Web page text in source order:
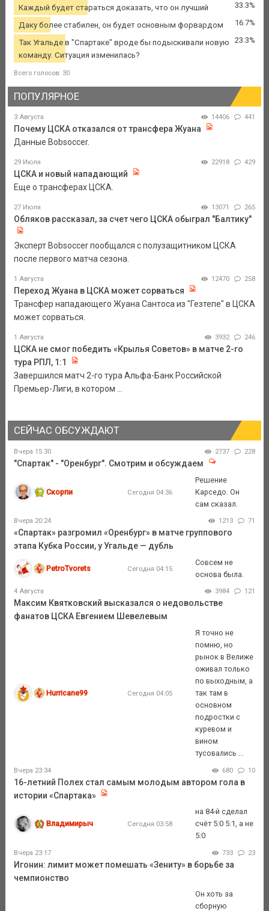
Каждый будет стараться доказать, что он лучший 33.3%
Даку более стабилен, он будет основным форвардом 16.7%
Так Угальде в "Спартаке" вроде бы подыскивали новую
команду. Ситуация изменилась?
23.3%
Всего голосов: 30
ПОПУЛЯРНОЕ
3 Августа 14406 441
Почему ЦСКА отказался от трансфера Жуана
Данные Bobsoccer.
29 Июля 22918 429
ЦСКА и новый нападающий
Еще о трансферах ЦСКА.
27 Июля 13071 265
Обляков рассказал, за счет чего ЦСКА обыграл "Балтику"
Эксперт Bobsoccer пообщался с полузащитником ЦСКА
после первого матча сезона.
1 Августа 12470 258
Переход Жуана в ЦСКА может сорваться
Трансфер нападающего Жуана Сантоса из "Гезтепе" в ЦСКА
может сорваться.
1 Августа 3932 246
ЦСКА не смог победить «Крылья Советов» в матче 2-го
тура РПЛ, 1:1
Завершился матч 2-го тура Альфа-Банк Российской
Премьер-Лиги, в котором ...
СЕЙЧАС ОБСУЖДАЮТ
Вчера 15:30 2737 228
"Спартак" - "Оренбург". Смотрим и обсуждаем
Скорпи Сегодня 04:36
Решение
Карседо. Он
сам сказал.
Вчера 20:24 1213 71
«Спартак» разгромил «Оренбург» в матче группового
этапа Кубка России, у Угальде — дубль
PetroTvorets Сегодня 04:15
Совсем не
основа была.
4 Августа 3984 121
Максим Квятковский высказался о недовольстве
фанатов ЦСКА Евгением Шевелевым
Hurricane99 Сегодня 04:05
Я точно не
помню, но
рынок в Велиже
оживал только
по выходным, а
так там в
основном
подростки с
куревом и
вином
тусовались ...
Вчера 23:34 680 10
16-летний Полех стал самым молодым автором гола в
истории «Спартака»
Владимирыч Сегодня 03:58
на 84-й сделал
счёт 5:0 5:1, а не
5:0
Вчера 23:17 733 23
Игонин: лимит может помешать «Зениту» в борьбе за
чемпионство
Он хоть за
сборную